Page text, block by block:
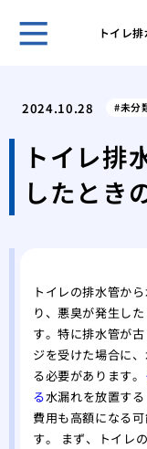
トイレ
2024.10.28 未分
トイレ排
したとき
トイレの排水管か
り、悪臭が発生し
す。特に排水管が
ジを受けた場合に
る必要があります。
る水漏れを放置す
費用も高額になる
す。 まず、トイレ